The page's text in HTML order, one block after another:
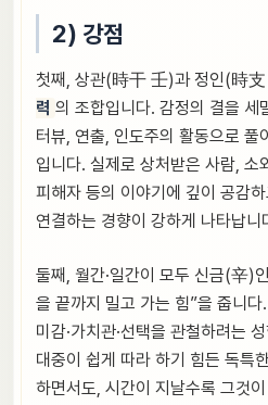
2) 강점
첫째, 상관(時干 壬)과 정인(時
력 의 조합입니다. 감정의 결을 세
터뷰, 연출, 인도주의 활동으로 풀
입니다. 실제로 상처받은 사람, 소
피해자 등의 이야기에 깊이 공감
연결하는 경향이 강하게 나타납니
둘째, 월간·일간이 모두 신금(辛)
을 끝까지 밀고 가는 힘”을 줍니다
미감·가치관·선택을 관철하려는
대중이 쉽게 따라 하기 힘든 독특
하면서도, 시간이 지날수록 그것